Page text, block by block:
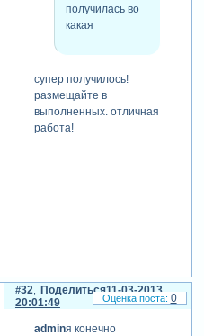
получилась во
какая
супер получилось!
размещайте в
выполненных. отличная
работа!
Поделиться
32
11-03-2013
20:01:49
adminя конечно
0